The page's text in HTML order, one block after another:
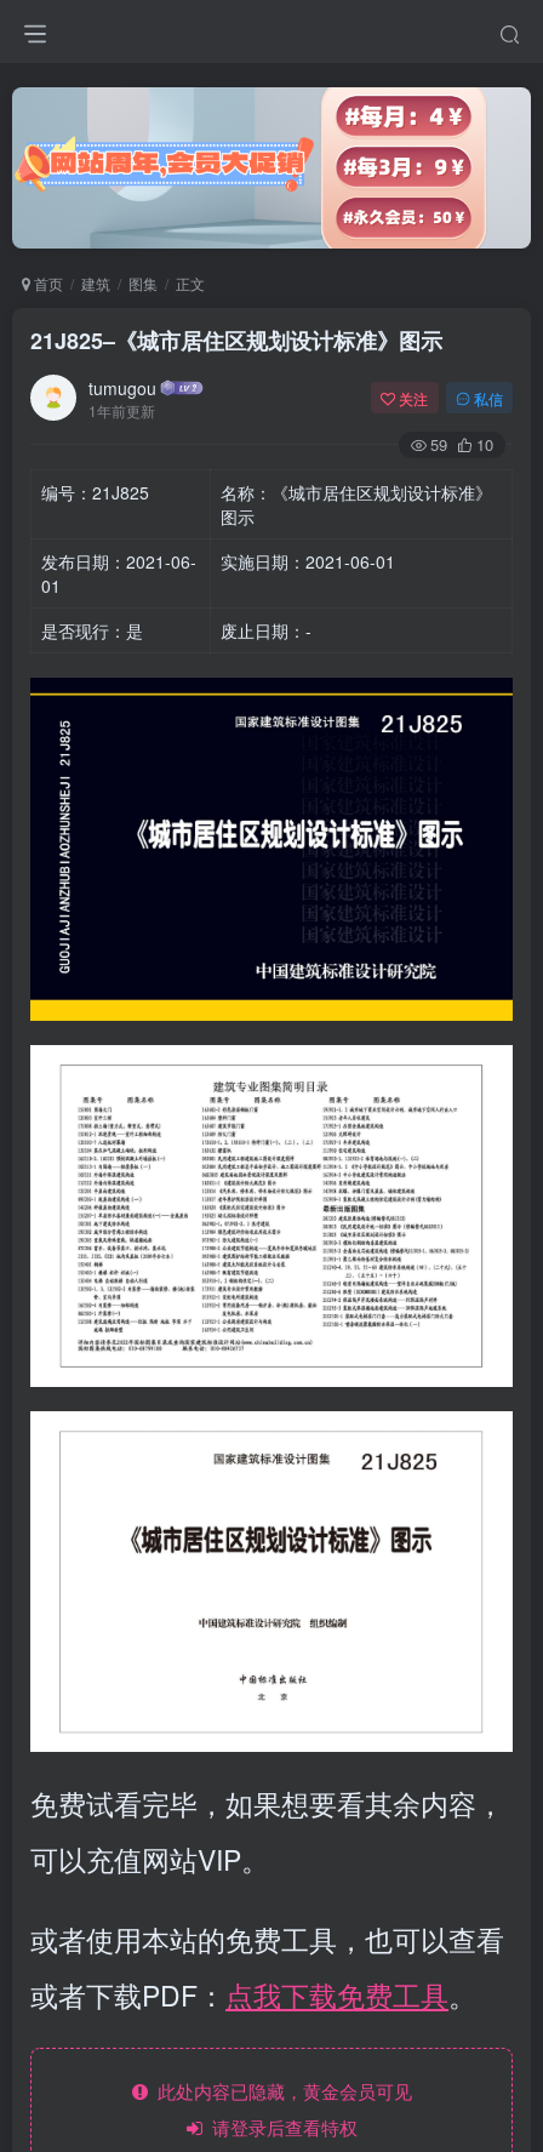
首页 建筑 图集 正文
21J825–《城市居住区规划设计标准》图示
tumugou
1年前更新
关注 私信
59 10
编号：21J825
名称：《城市居住区规划设计标准》
图示
发布日期：2021-06-
01
实施日期：2021-06-01
是否现行：是 废止日期：-
免费试看完毕，如果想要看其余内容，
可以充值网站VIP。
或者使用本站的免费工具，也可以查看
或者下载PDF： 点我下载免费工具。
此处内容已隐藏，黄金会员可见
请登录后查看特权